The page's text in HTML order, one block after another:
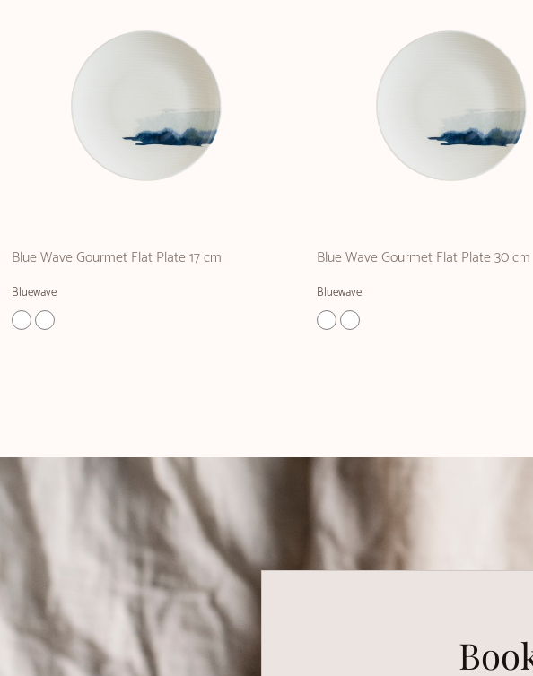
Blue Wave Gourmet Flat Plate 17 cm
Bluewave
Blue Wave Gourmet Flat Plate 30 cm
Bluewave